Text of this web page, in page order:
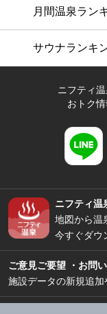
月間温泉ラン
サウナランキ
ニフティ
おトク
ニフティ温
地図から温
今すぐダウ
ご意見ご要望 ・お問
施設データの新規追